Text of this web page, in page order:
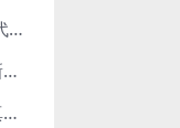
绅士游戏丨全3D次世代的黄油大作， 细腻逼真的双人互动狂想曲！
《迷情医院》潘甜甜新作？有点刺激的真人美女互动游戏
《银魔唐三藏》又一真人美女互动游戏，堪比M豆！